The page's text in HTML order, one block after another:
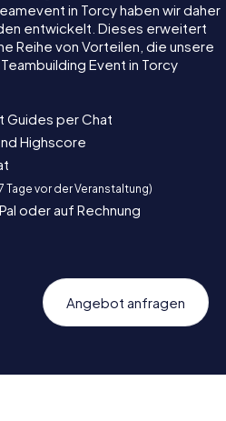
in Torcy haben wir daher
entwickelt. Dieses erweitert
Reihe von Vorteilen, die unsere
Event in Torcy
Guides per Chat
Highscore
Tage vor der Veranstaltung)
oder auf Rechnung
Angebot anfragen